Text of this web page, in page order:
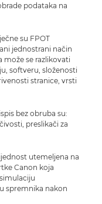
podataka na
su FPOT
jednostrani način
može se razlikovati
softveru, složenosti
stranice, vrsti
bez obruba su:
preslikači za
utemeljena na
Canon koja
spremnika nakon